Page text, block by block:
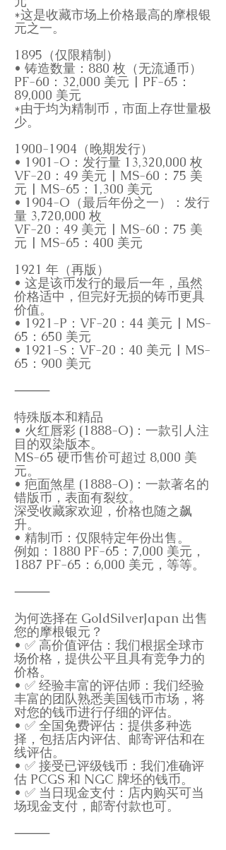
*这是收藏市场上价格最高的摩根银
元之一。
1895（仅限精制）
• 铸造数量：880 枚（无流通币）
PF-60：32,000 美元 | PF-65：
89,000 美元
*由于均为精制币，市面上存世量极
少。
1900-1904 （晚期发行）
• 1901-O：发行量 13,320,000 枚
VF-20：49 美元 | MS-60：75 美
元 | MS-65：1,300 美元
• 1904-O（最后年份之一）：发行
量 3,720,000 枚
VF-20：49 美元 | MS-60：75 美
元 | MS-65：400 美元
1921 年（再版）
• 这是该币发行的最后一年，虽然
价格适中，但完好无损的铸币更具
价值。
• 1921-P：VF-20：44 美元 | MS-
65：650 美元
• 1921-S：VF-20：40 美元 | MS-
65：900 美元
⸻
特殊版本和精品
• 火红唇彩 (1888-O)：一款引人注
目的双染版本。
MS-65 硬币售价可超过 8,000 美
元。
• 疤面煞星 (1888-O)：一款著名的
错版币，表面有裂纹。
深受收藏家欢迎，价格也随之飙
升。
• 精制币：仅限特定年份出售。
例如：1880 PF-65：7,000 美元，
1887 PF-65：6,000 美元，等等。
⸻
为何选择在 GoldSilverJapan 出售
您的摩根银元？
• ✅ 高价值评估：我们根据全球市
场价格，提供公平且具有竞争力的
价格。
• ✅ 经验丰富的评估师：我们经验
丰富的团队熟悉美国钱币市场，将
对您的钱币进行仔细的评估。
• ✅ 全国免费评估：提供多种选
择，包括店内评估、邮寄评估和在
线评估。
• ✅ 接受已评级钱币：我们准确评
估 PCGS 和 NGC 牌坯的钱币。
• ✅ 当日现金支付：店内购买可当
场现金支付，邮寄付款也可。
⸻